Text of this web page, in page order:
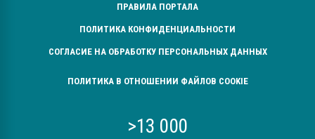
ПРАВИЛА ПОРТАЛА
ПОЛИТИКА КОНФИДЕНЦИАЛЬНОСТИ
СОГЛАСИЕ НА ОБРАБОТКУ ПЕРСОНАЛЬНЫХ ДАННЫХ
ПОЛИТИКА В ОТНОШЕНИИ ФАЙЛОВ COOKIE
>13 000